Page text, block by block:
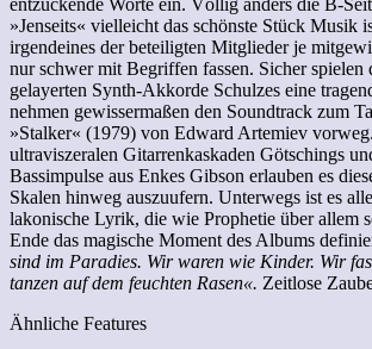
»Jenseits« vielleicht das schönste Stück Musik
irgendeines der beteiligten Mitglieder je
nur schwer mit Begriffen fassen. Sicher spielen
gelayerten Synth-Akkorde Schulzes eine
nehmen gewissermaßen den Soundtrack zum
»Stalker« (1979) von Edward Artemiev
ultraviszeralen Gitarrenkaskaden Götschings
Bassimpulse aus Enkes Gibson erlauben es
Skalen hinweg auszuufern. Unterwegs ist es
lakonische Lyrik, die wie Prophetie über allem
Ende das magische Moment des Albums
sind im Paradies. Wir waren wie Kinder. Wir
tanzen auf dem feuchten Rasen«. Zeitlose
Ähnliche Features